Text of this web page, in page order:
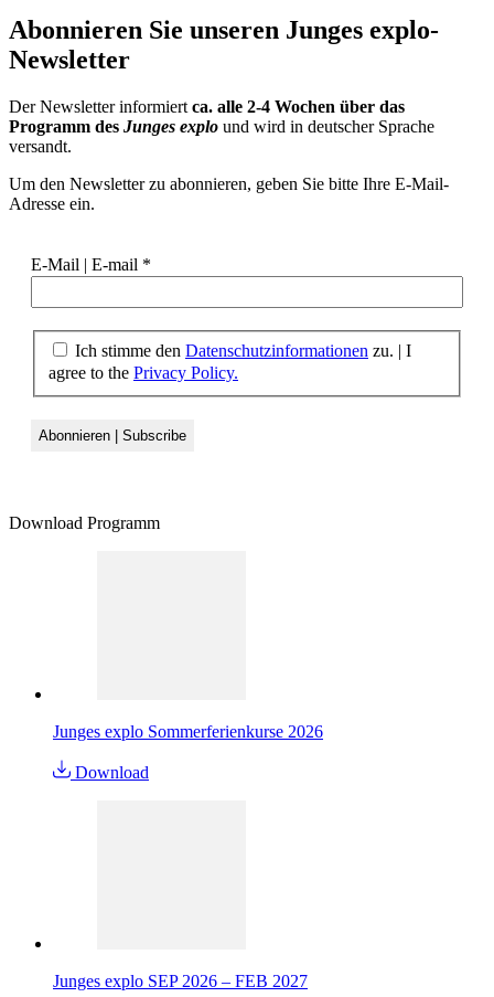
Abonnieren Sie unseren Junges explo-
Newsletter
Der Newsletter informiert ca. alle 2-4 Wochen über das
Programm des Junges explo und wird in deutscher Sprache
versandt.
Um den Newsletter zu abonnieren, geben Sie bitte Ihre E-Mail-
Adresse ein.
E-Mail | E-mail *
Ich stimme den Datenschutzinformationen zu. | I
agree to the Privacy Policy.
Download Programm
Junges explo Sommerferienkurse 2026
Download
Junges explo SEP 2026 – FEB 2027